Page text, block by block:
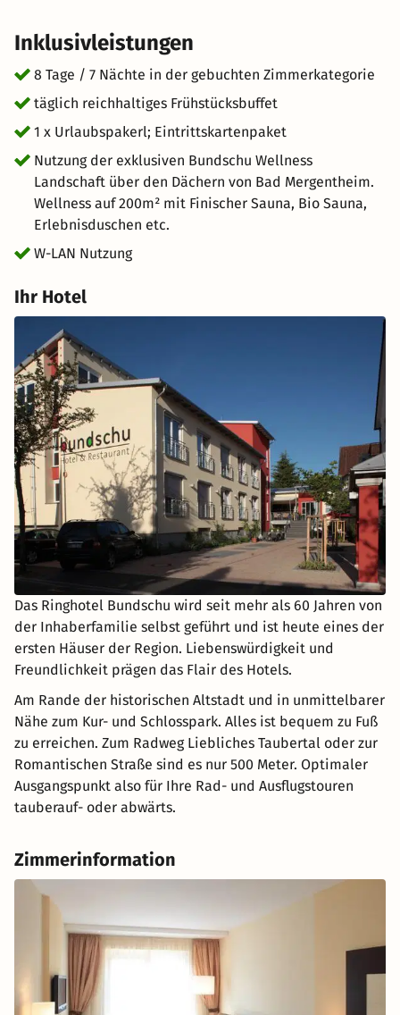
Inklusivleistungen
8 Tage / 7 Nächte in der gebuchten Zimmerkategorie
täglich reichhaltiges Frühstücksbuffet
1 x Urlaubspakerl; Eintrittskartenpaket
Nutzung der exklusiven Bundschu Wellness
Landschaft über den Dächern von Bad Mergentheim.
Wellness auf 200m² mit Finischer Sauna, Bio Sauna,
Erlebnisduschen etc.
W-LAN Nutzung
Ihr Hotel
Das Ringhotel Bundschu wird seit mehr als 60 Jahren von
der Inhaberfamilie selbst geführt und ist heute eines der
ersten Häuser der Region. Liebenswürdigkeit und
Freundlichkeit prägen das Flair des Hotels.
Am Rande der historischen Altstadt und in unmittelbarer
Nähe zum Kur- und Schlosspark. Alles ist bequem zu Fuß
zu erreichen. Zum Radweg Liebliches Taubertal oder zur
Romantischen Straße sind es nur 500 Meter. Optimaler
Ausgangspunkt also für Ihre Rad- und Ausflugstouren
tauberauf- oder abwärts.
Zimmerinformation